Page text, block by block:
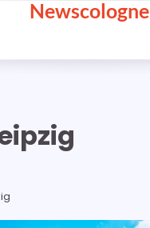
Newscologne